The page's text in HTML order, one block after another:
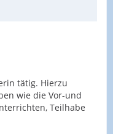
tätig. Hierzu
wie die Vor-und
Teilhabe